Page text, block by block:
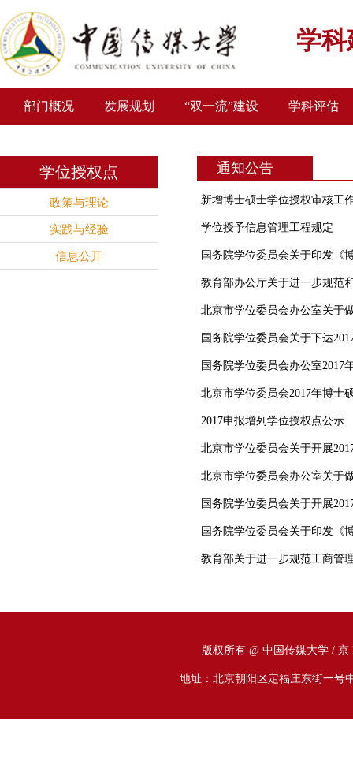
学
部门概况 发展规划 “双一流”建设 学科评估
学位授权点
政策与理论
实践与经验
信息公开
通知公告
新增博士硕士学位授权审核工
学位授予信息管理工程规定
国务院学位委员会关于印发《
教育部办公厅关于进一步规范
北京市学位委员会办公室关于
国务院学位委员会关于下达
国务院学位委员会办公室2017
北京市学位委员会2017年博士
2017申报增列学位授权点公示
北京市学位委员会关于开展
北京市学位委员会办公室关于
国务院学位委员会关于开展
国务院学位委员会关于印发《
教育部关于进一步规范工商管
版权所有 @ 中国传媒大学 / 京
地址：北京朝阳区定福庄东街一号